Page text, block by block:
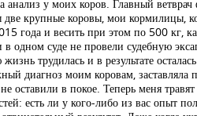
анализ у моих коров. Главный
крупные коровы, мои кормилицы,
года и весить при этом по 500 кг,
одном суде не провели судебную
трудилась и в результате
диагноз моим коровам,
в покое. Теперь меня травят
есть ли у кого-либо из вас